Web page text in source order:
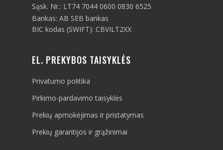
Sąsk. Nr.: LT74 7044 0600 0830 6525
Bankas: AB SEB bankas
BIC kodas (SWIFT): CBVILT2XX
EL. PREKYBOS TAISYKLĖS
Privatumo politika
Pirkimo-pardavimo taisyklės
Prekių apmokėjimas ir pristatymas
Prekių garantijos ir grąžinimai